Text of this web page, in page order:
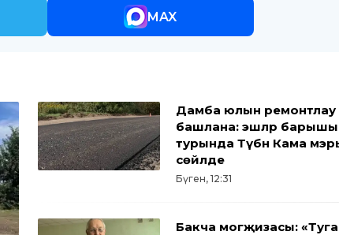
MAX
Дамба юлын ремонтлау
башлана: эшләр барышы
турында Түбән Кама
сөйләде
Бүген, 12:31
Бакча могҗизасы: